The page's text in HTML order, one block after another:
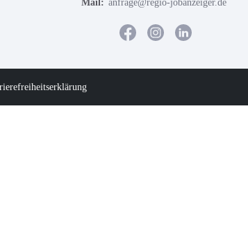
Mail: anfrage@regio-jobanzeiger.de